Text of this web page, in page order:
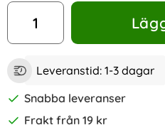
antal
Leveranstid: 1-3 dagar
Snabba leveranser
Frakt från 19 kr